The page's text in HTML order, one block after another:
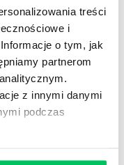
treści
i
o tym, jak
partnerom
z innymi danymi
podczas
liderów.
do grona
na mądrej i